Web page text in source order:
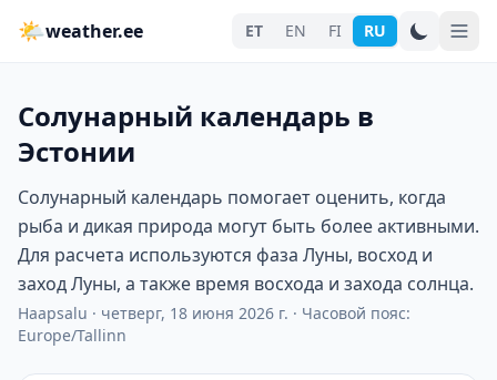
🌤weather.ee ET EN FI RU
Солунарный календарь в
Эстонии
Солунарный календарь помогает оценить, когда
рыба и дикая природа могут быть более активными.
Для расчета используются фаза Луны, восход и
заход Луны, а также время восхода и захода солнца.
Haapsalu · четверг, 18 июня 2026 г. · Часовой пояс:
Europe/Tallinn